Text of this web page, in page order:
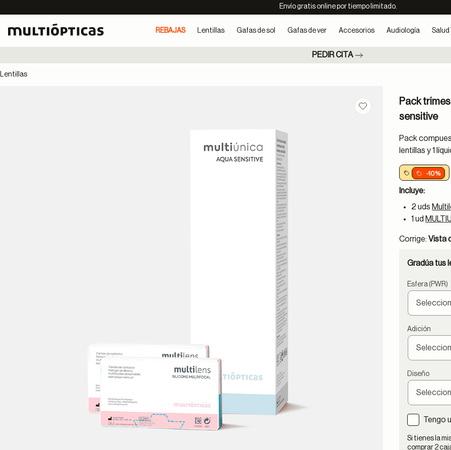
Envío gratis online por tiempo limitado.
REBAJAS Lentillas Gafas de sol Gafas de ver Accesorios Audiología Salud
PEDIR CITA
Lentillas
Guardar en favoritos
Pack
sensitive
Pack
lentillas y 1
-10%
Incluye:
2 uds
1 ud
Corrige:Vista
Gradúa tus
Esfera (PWR)
Adición
Diseño
Tengo
Si tienes la
comprar 2